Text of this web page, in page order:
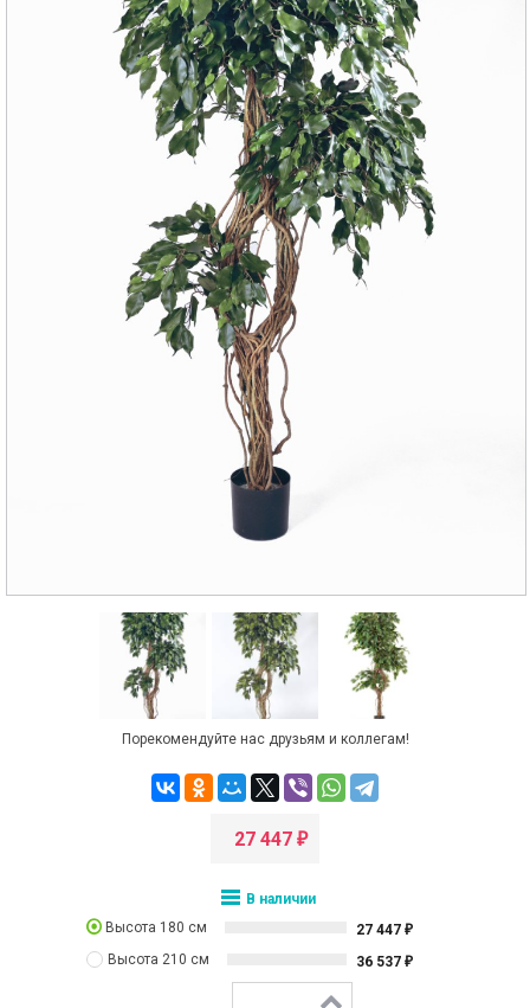
Порекомендуйте нас друзьям и коллегам!
27 447 ₽
В наличии
Высота 180 см
27 447 ₽
Высота 210 см 36 537 ₽